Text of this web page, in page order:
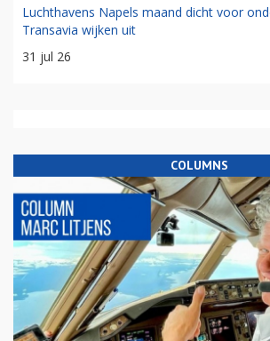
Luchthavens Napels maand dicht voor
Transavia wijken uit
31 jul 26
COLUMNS